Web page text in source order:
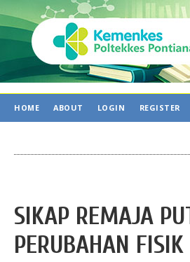
HOME ABOUT LOGIN REGISTER
SIKAP REMAJA
PERUBAHAN